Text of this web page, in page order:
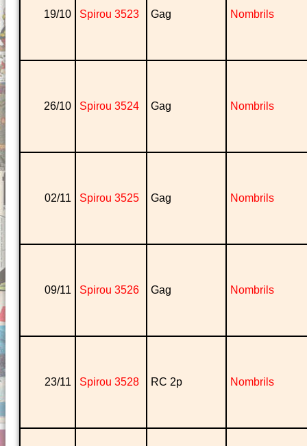
19/10 Spirou 3523 Gag Nombrils
26/10 Spirou 3524 Gag Nombrils
02/11 Spirou 3525 Gag Nombrils
09/11 Spirou 3526 Gag Nombrils
23/11 Spirou 3528 RC 2p Nombrils